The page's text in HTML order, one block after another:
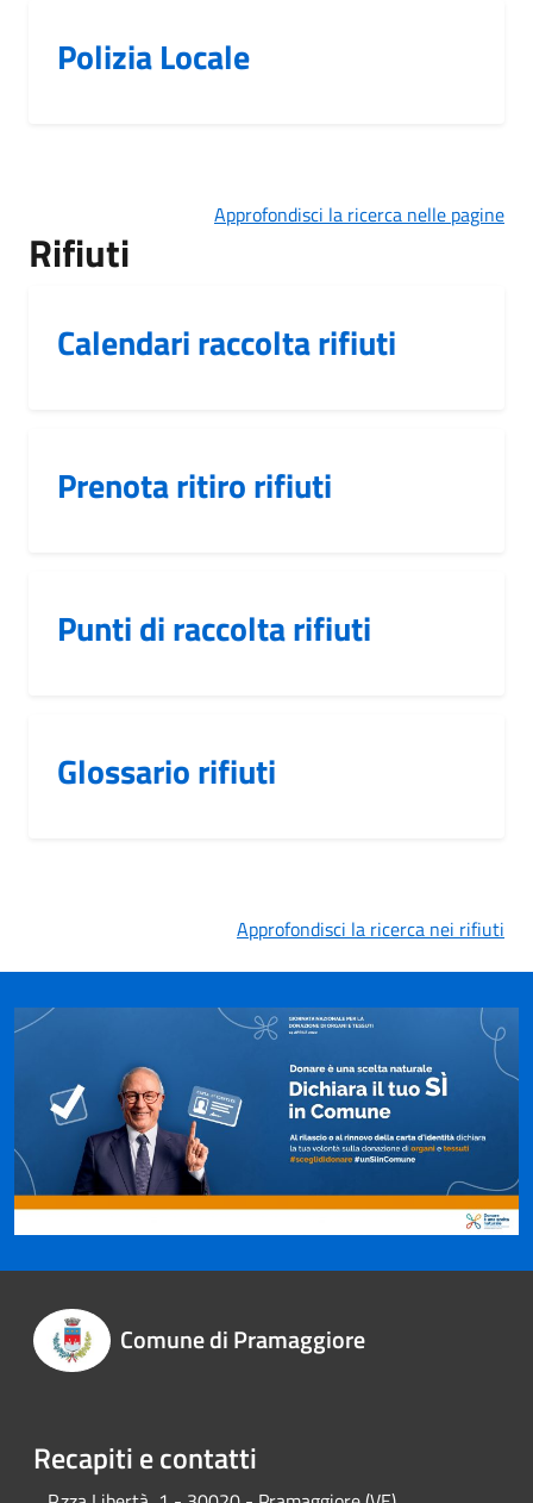
Polizia Locale
Approfondisci la ricerca nelle pagine
Rifiuti
Calendari raccolta rifiuti
Prenota ritiro rifiuti
Punti di raccolta rifiuti
Glossario rifiuti
Approfondisci la ricerca nei rifiuti
Comune di Pramaggiore
Recapiti e contatti